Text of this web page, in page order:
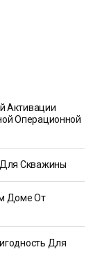
Активации
Операционной
Для Скважины
Доме От
Для